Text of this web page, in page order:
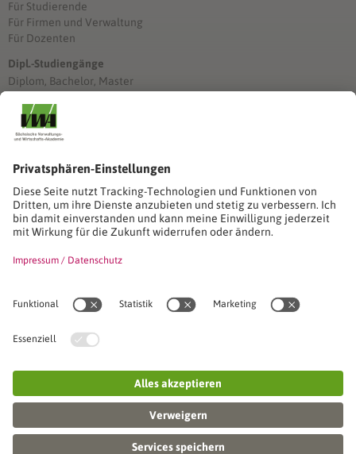
Für Studierende
Für Firmen und Verwaltung
Für Dozenten
Dipl.-Studiengänge
Diplom, Bachelor, Master
Stimmen unserer Absolventinnen und Absolventen
Stimmen unserer Absolventinnen und Absolventen
Seminare
Seminardatenbank
Inhouseanfragen
Seminarreihen
VWA stellt sich vor
Unser SVWA-Team
Veranstaltungsorte und Raumanmietung